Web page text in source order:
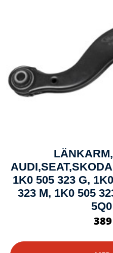
1K0 505 323 G,
323 M, 1K0 505